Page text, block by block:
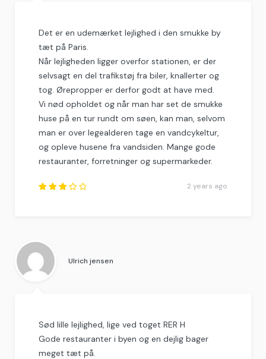
Det er en udemærket lejlighed i den smukke by
tæt på Paris.
Når lejligheden ligger overfor stationen, er der
selvsagt en del trafikstøj fra biler, knallerter og
tog. Ørepropper er derfor godt at have med.
Vi nød opholdet og når man har set de smukke
huse på en tur rundt om søen, kan man, selvom
man er over legealderen tage en vandcykeltur,
og opleve husene fra vandsiden. Mange gode
restauranter, forretninger og supermarkeder.
out of
5
2 years ago
Ulrich jensen
Sød lille lejlighed, lige ved toget RER H
Gode restauranter i byen og en dejlig bager
meget tæt på.